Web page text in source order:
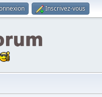
Inscrivez-vous